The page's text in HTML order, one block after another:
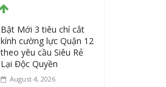
Bật Mới 3 tiêu chí cắt
kính cường lực Quận 12
theo yêu cầu Siêu Rẻ
Lại Độc Quyền
August 4, 2026